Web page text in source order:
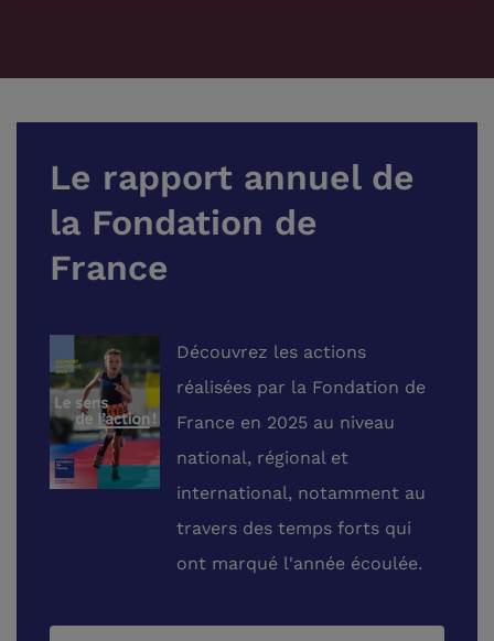
Le rapport annuel de
la Fondation de
France
Découvrez les actions
réalisées par la Fondation de
France en 2025 au niveau
national, régional et
international, notamment au
travers des temps forts qui
ont marqué l'année écoulée.